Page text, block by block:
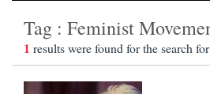
Tag : Feminist
1 results were found for the search for